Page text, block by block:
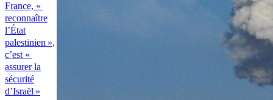
France, «
reconnaître
l’État
palestinien »,
c’est «
assurer la
sécurité
d’Israël »